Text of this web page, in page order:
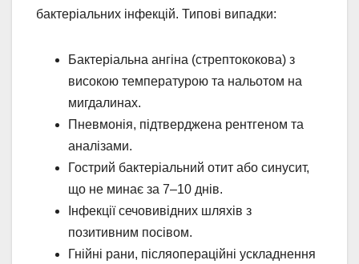
бактеріальних інфекцій. Типові випадки:
Бактеріальна ангіна (стрептококова) з
високою температурою та нальотом на
мигдалинах.
Пневмонія, підтверджена рентгеном та
аналізами.
Гострий бактеріальний отит або синусит,
що не минає за 7–10 днів.
Інфекції сечовивідних шляхів з
позитивним посівом.
Гнійні рани, післяопераційні ускладнення